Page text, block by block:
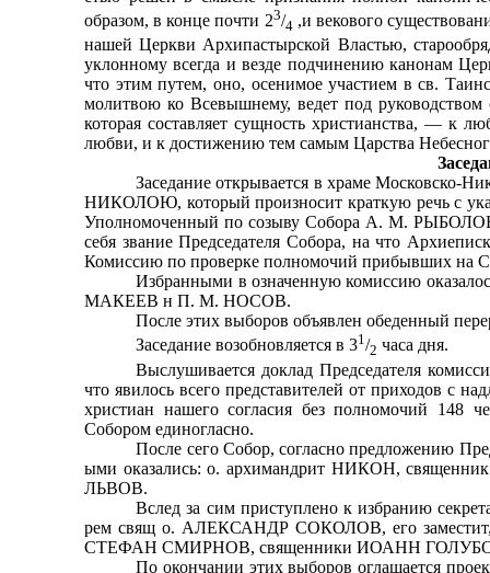
образом, в конце почти 23/4 ,и векового
нашей Церкви Архипастырской Властью,
уклонному всегда и везде подчинению канонам
что этим путем, оно, осенимое участием в св.
молитвою ко Всевышнему, ведет под
которая составляет сущность христианства, — к
любви, и к достижению тем самым Царства
Заседание открывается в храме Московско-
НИКОЛОЮ, который произносит краткую речь с
Уполномоченный по созыву Собора А. М.
себя звание Председателя Собора, на что
Комиссию по проверке полномочий прибывших на
Избранными в означенную комиссию
МАКЕ­ЕВ н П. М. НОСОВ.
После этих выборов объявлен обеденный
Заседание возобновляется в 31/2 часа дня.
Выслушивается доклад Председателя
что явилось всего представителей от приходов с
христиан на­шего согласия без полномочий 148
Собором едино­гласно.
После сего Собор, согласно предложению
ыми оказались: о. архимандрит НИКОН,
ЛЬВОВ.
Вслед за сим приступлено к избранию
рем свящ о. АЛЕКСАНДР СОКОЛОВ, его
СТЕ­ФАН СМИРНОВ, священники ИОАНН
По окончании этих выборов оглашается